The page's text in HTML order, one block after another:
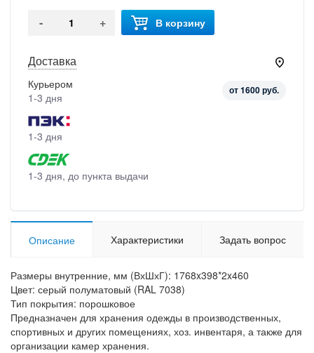
- + В корзину
Доставка
Курьером
1-3 дня
от 1600 руб.
1-3 дня
1-3 дня, до пункта выдачи
Описание Характеристики Задать вопрос
Размеры внутренние, мм (ВхШхГ): 1768x398*2x460
Цвет: серый полуматовый (RAL 7038)
Тип покрытия: порошковое
Предназначен для хранения одежды в производственных,
спортивных и других помещениях, хоз. инвентаря, а также для
организации камер хранения.